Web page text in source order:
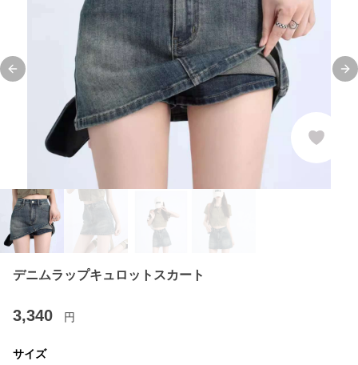
Previous slide
デニムラップキュロットスカート
3,340 円
サイズ